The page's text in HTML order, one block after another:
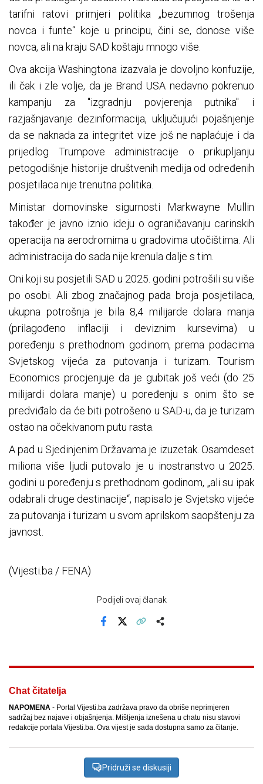
tarifni ratovi primjeri politika „bezumnog trošenja
novca i funte“ koje u principu, čini se, donose više
novca, ali na kraju SAD koštaju mnogo više.
Ova akcija Washingtona izazvala je dovoljno konfuzije,
ili čak i zle volje, da je Brand USA nedavno pokrenuo
kampanju za "izgradnju povjerenja putnika" i
razjašnjavanje dezinformacija, uključujući pojašnjenje
da se naknada za integritet vize još ne naplaćuje i da
prijedlog Trumpove administracije o prikupljanju
petogodišnje historije društvenih medija od određenih
posjetilaca nije trenutna politika.
Ministar domovinske sigurnosti Markwayne Mullin
također je javno iznio ideju o ograničavanju carinskih
operacija na aerodromima u gradovima utočištima. Ali
administracija do sada nije krenula dalje s tim.
Oni koji su posjetili SAD u 2025. godini potrošili su više
po osobi. Ali zbog značajnog pada broja posjetilaca,
ukupna potrošnja je bila 8,4 milijarde dolara manja
(prilagođeno inflaciji i deviznim kursevima) u
poređenju s prethodnom godinom, prema podacima
Svjetskog vijeća za putovanja i turizam. Tourism
Economics procjenjuje da je gubitak još veći (do 25
milijardi dolara manje) u poređenju s onim što se
predviđalo da će biti potrošeno u SAD-u, da je turizam
ostao na očekivanom putu rasta.
A pad u Sjedinjenim Državama je izuzetak. Osamdeset
miliona više ljudi putovalo je u inostranstvo u 2025.
godini u poređenju s prethodnom godinom, „ali su ipak
odabrali druge destinacije“, napisalo je Svjetsko vijeće
za putovanja i turizam u svom aprilskom saopštenju za
javnost.
(Vijesti.ba / FENA)
Podijeli ovaj članak
Chat čitatelja
NAPOMENA - Portal Vijesti.ba zadržava pravo da obriše neprimjeren
sadržaj bez najave i objašnjenja. Mišljenja iznešena u chatu nisu stavovi
redakcije portala Vijesti.ba. Ova vijest je sada dostupna samo za čitanje.
Pridruži se diskusiji